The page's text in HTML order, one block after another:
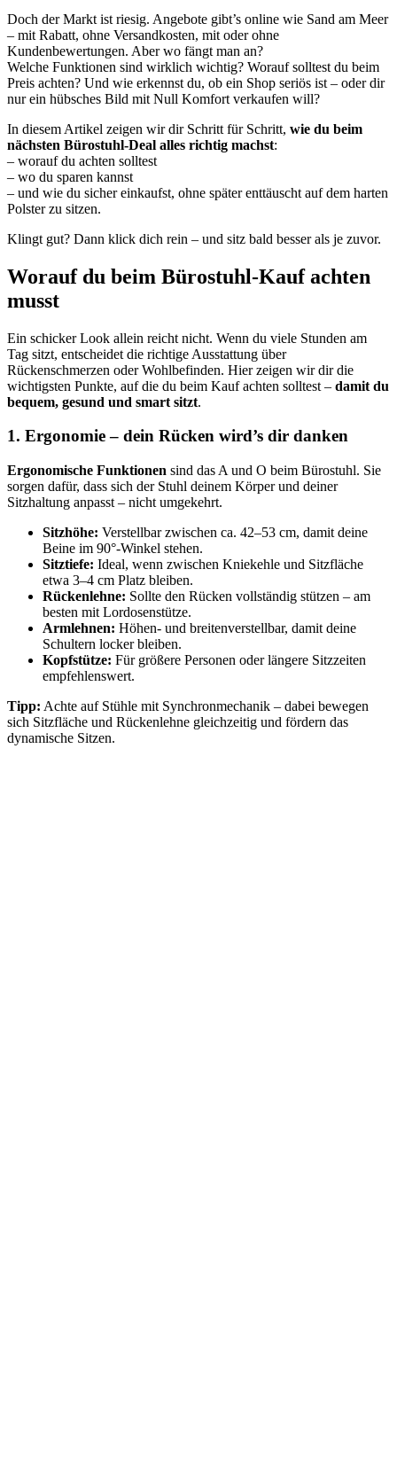
Doch der Markt ist riesig. Angebote gibt’s online wie Sand am Meer
– mit Rabatt, ohne Versandkosten, mit oder ohne
Kundenbewertungen. Aber wo fängt man an?
Welche Funktionen sind wirklich wichtig? Worauf solltest du beim
Preis achten? Und wie erkennst du, ob ein Shop seriös ist – oder dir
nur ein hübsches Bild mit Null Komfort verkaufen will?
In diesem Artikel zeigen wir dir Schritt für Schritt, wie du beim
nächsten Bürostuhl-Deal alles richtig machst:
– worauf du achten solltest
– wo du sparen kannst
– und wie du sicher einkaufst, ohne später enttäuscht auf dem harten
Polster zu sitzen.
Klingt gut? Dann klick dich rein – und sitz bald besser als je zuvor.
Worauf du beim Bürostuhl-Kauf achten
musst
Ein schicker Look allein reicht nicht. Wenn du viele Stunden am
Tag sitzt, entscheidet die richtige Ausstattung über
Rückenschmerzen oder Wohlbefinden. Hier zeigen wir dir die
wichtigsten Punkte, auf die du beim Kauf achten solltest – damit du
bequem, gesund und smart sitzt.
1. Ergonomie – dein Rücken wird’s dir danken
Ergonomische Funktionen sind das A und O beim Bürostuhl. Sie
sorgen dafür, dass sich der Stuhl deinem Körper und deiner
Sitzhaltung anpasst – nicht umgekehrt.
Sitzhöhe: Verstellbar zwischen ca. 42–53 cm, damit deine
Beine im 90°-Winkel stehen.
Sitztiefe: Ideal, wenn zwischen Kniekehle und Sitzfläche
etwa 3–4 cm Platz bleiben.
Rückenlehne: Sollte den Rücken vollständig stützen – am
besten mit Lordosenstütze.
Armlehnen: Höhen- und breitenverstellbar, damit deine
Schultern locker bleiben.
Kopfstütze: Für größere Personen oder längere Sitzzeiten
empfehlenswert.
Tipp: Achte auf Stühle mit Synchronmechanik – dabei bewegen
sich Sitzfläche und Rückenlehne gleichzeitig und fördern das
dynamische Sitzen.